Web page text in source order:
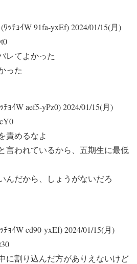
ｯﾁｮｲW 91fa-yxEf)2024/01/15(月)
レてよかった
った
ｮｲW aef5-yPz0)2024/01/15(月)
責めるなよ
言われているから、五期生に最低
んだから、しょうがないだろ
ｮｲW cd90-yxEf)2024/01/15(月)
に割り込んだ方がありえないけど